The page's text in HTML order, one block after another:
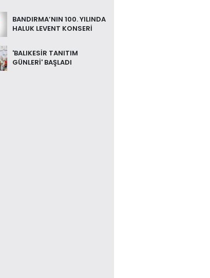
BANDIRMA’NIN 100. YILINDA
HALUK LEVENT KONSERİ
'BALIKESİR TANITIM
GÜNLERİ' BAŞLADI